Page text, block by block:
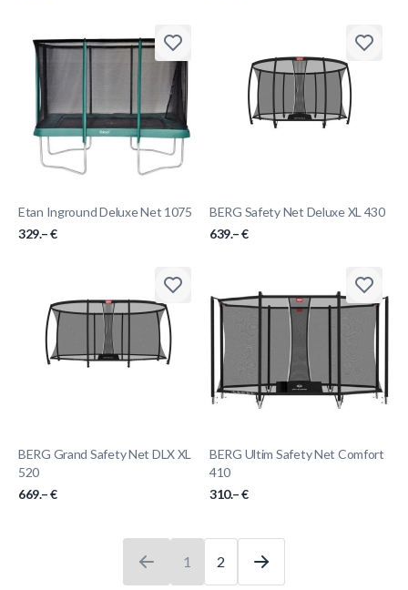
Etan Inground Deluxe Net 1075
329.– €
BERG Safety Net Deluxe XL 430
639.– €
BERG Grand Safety Net DLX XL
520
669.– €
BERG Ultim Safety Net Comfort
410
310.– €
Vous lisez actuellement la page
1
Page
2